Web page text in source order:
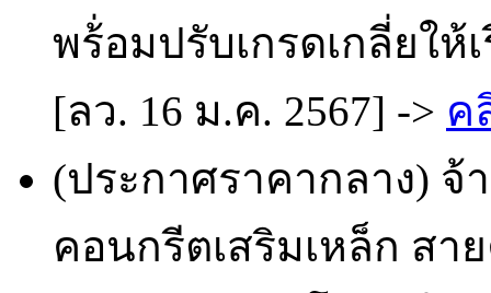
พร้่อมปรับเกรดเกลี่ยให้
[ลว. 16 ม.ค. 2567] -> ค
(ประกาศราคากลาง)
คอนกรีตเสริมเหล็ก สา